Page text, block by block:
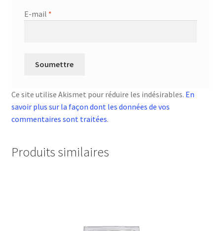
E-mail *
Ce site utilise Akismet pour réduire les indésirables. En
savoir plus sur la façon dont les données de vos
commentaires sont traitées.
Produits similaires